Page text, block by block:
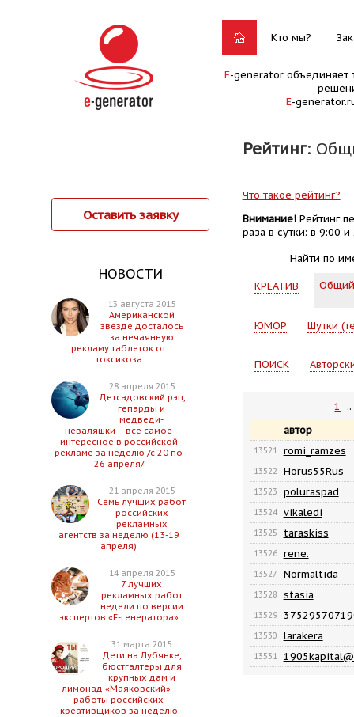
Кто мы?
E-generator объединяет
E-
Рейтинг:
Оставить заявку
НОВОСТИ
13 августа 2015
Американской
звезде досталось
за нечаянную
рекламу таблеток от
токсикоза
28 апреля 2015
Детсадовский рэп,
гепарды и
медведи-
неваляшки – все самое
интересное в российской
рекламе за неделю /с 20 по
26 апреля/
21 апреля 2015
Семь лучших работ
российских
рекламных
агентств за неделю (13-19
апреля)
14 апреля 2015
7 лучших
рекламных работ
недели по версии
экспертов «Е-генератора»
31 марта 2015
Дети на Лубянке,
бюстгалтеры для
крупных дам и
лимонад «Маяковский» -
работы российских
креативщиков за неделю
Что такое рейтинг?
Внимание!Рейтинг
раза в сутки: в 9:00
Найти по
КРЕАТИВ
ЮМОР Шутки
ПОИСК
1
автор
13521 romi_ramzes
13522 Horus55Rus
13523 poluraspad
13524 vikaledi
13525 taraskiss
13526 rene.
13527 Normaltida
13528 stasia
13529
13530 larakera
13531